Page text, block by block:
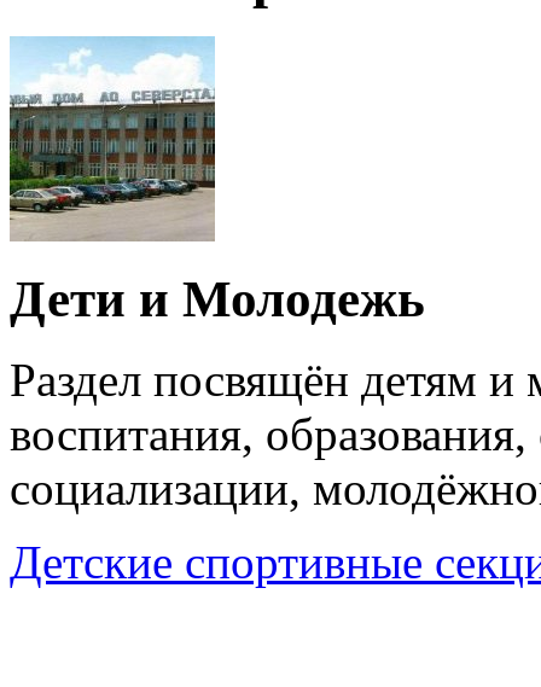
Дети и Молодежь
Раздел посвящён детям
воспитания,
социализации,
Детские спортивные